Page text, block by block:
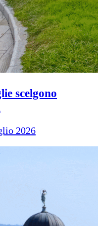
scelgono
2026